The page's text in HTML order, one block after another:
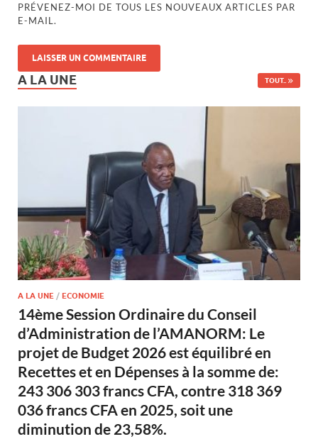
PRÉVENEZ-MOI DE TOUS LES NOUVEAUX ARTICLES PAR
E-MAIL.
A LA UNE TOUT..
A LA UNE / ECONOMIE
14ème Session Ordinaire du Conseil
d’Administration de l’AMANORM: Le
projet de Budget 2026 est équilibré en
Recettes et en Dépenses à la somme de:
243 306 303 francs CFA, contre 318 369
036 francs CFA en 2025, soit une
diminution de 23,58%.